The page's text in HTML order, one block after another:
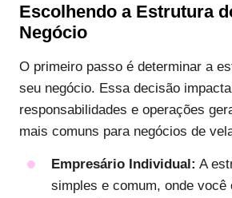
Escolhendo a Estrutura
Negócio
O primeiro passo é determinar a
seu negócio. Essa decisão
responsabilidades e operações
mais comuns para negócios de
Empresário Individual: A
simples e comum, onde você